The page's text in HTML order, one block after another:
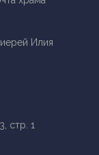
стр. 1
Илия